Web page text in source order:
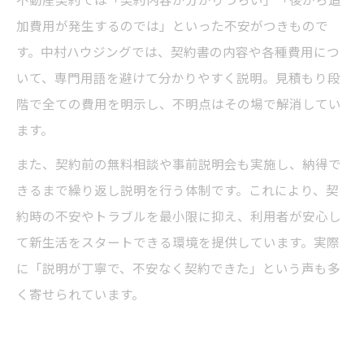
加費用が発生するのでは」といった不安がつきもので
す。中村ハウジングでは、契約書の内容や各種費用につ
いて、専門用語を避けて分かりやすく説明。見積もり段
階で全ての費用を明示し、不明点はその場で解消してい
ます。
また、契約前の無料相談や事前説明会も実施し、納得で
きるまで繰り返し説明を行う体制です。これにより、契
約時の不安やトラブルを最小限に抑え、利用者が安心し
て新生活をスタートできる環境を提供しています。実際
に「説明が丁寧で、不安なく契約できた」という声も多
く寄せられています。